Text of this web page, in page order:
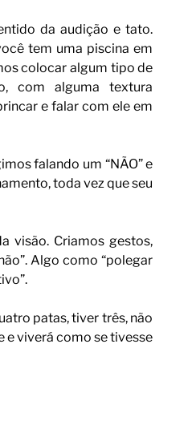
da audição e tato.
tem uma piscina em
colocar algum tipo de
com alguma textura
e falar com ele em
falando um “NÃO” e
toda vez que seu
visão. Criamos gestos,
Algo como “polegar
patas, tiver três, não
e viverá como se tivesse